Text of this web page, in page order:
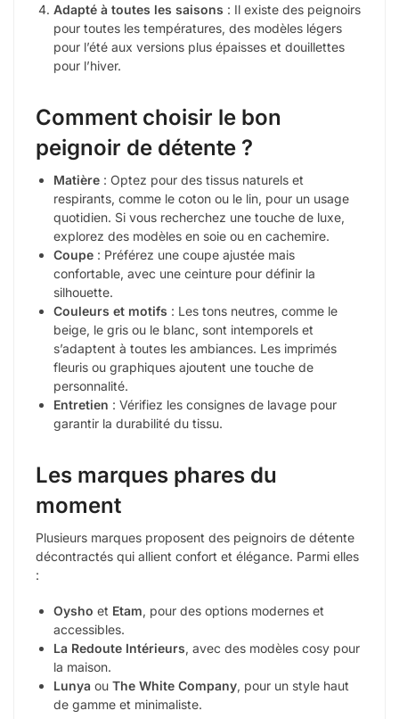
Adapté à toutes les saisons : Il existe des peignoirs
pour toutes les températures, des modèles légers
pour l’été aux versions plus épaisses et douillettes
pour l’hiver.
Comment choisir le bon
peignoir de détente ?
Matière : Optez pour des tissus naturels et
respirants, comme le coton ou le lin, pour un usage
quotidien. Si vous recherchez une touche de luxe,
explorez des modèles en soie ou en cachemire.
Coupe : Préférez une coupe ajustée mais
confortable, avec une ceinture pour définir la
silhouette.
Couleurs et motifs : Les tons neutres, comme le
beige, le gris ou le blanc, sont intemporels et
s’adaptent à toutes les ambiances. Les imprimés
fleuris ou graphiques ajoutent une touche de
personnalité.
Entretien : Vérifiez les consignes de lavage pour
garantir la durabilité du tissu.
Les marques phares du
moment
Plusieurs marques proposent des peignoirs de détente
décontractés qui allient confort et élégance. Parmi elles
:
Oysho et Etam, pour des options modernes et
accessibles.
La Redoute Intérieurs, avec des modèles cosy pour
la maison.
Lunya ou The White Company, pour un style haut
de gamme et minimaliste.